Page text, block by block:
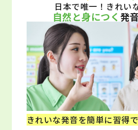
日本で唯一！きれい
自然と身につく 発
きれいな発音を簡単に習得